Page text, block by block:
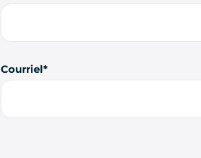
Courriel